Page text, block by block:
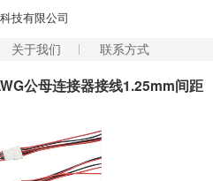
技有限公司
关于我们 联系方式
公母连接器接线1.25mm间距